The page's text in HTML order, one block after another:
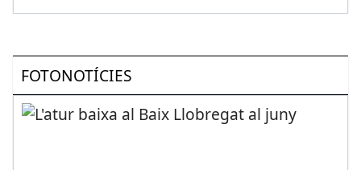
FOTONOTÍCIES